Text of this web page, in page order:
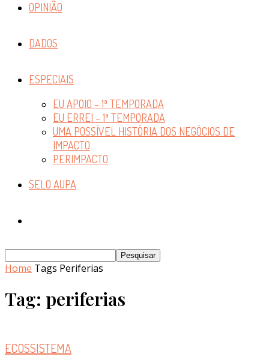
OPINIÃO
DADOS
ESPECIAIS
EU APOIO – 1ª TEMPORADA
EU ERREI – 1ª TEMPORADA
UMA POSSÍVEL HISTÓRIA DOS NEGÓCIOS DE
IMPACTO
PERIMPACTO
SELO AUPA
Home Tags Periferias
Tag: periferias
ECOSSISTEMA